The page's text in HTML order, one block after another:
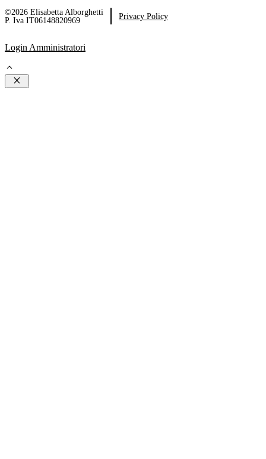
©2026 Elisabetta Alborghetti
P. Iva IT06148820969
Privacy Policy
Login Amministratori
Chiudi